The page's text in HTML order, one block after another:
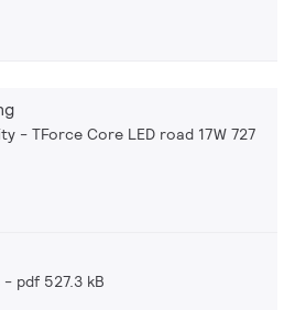
- TForce Core LED road 17W 727
pdf 527.3 kB